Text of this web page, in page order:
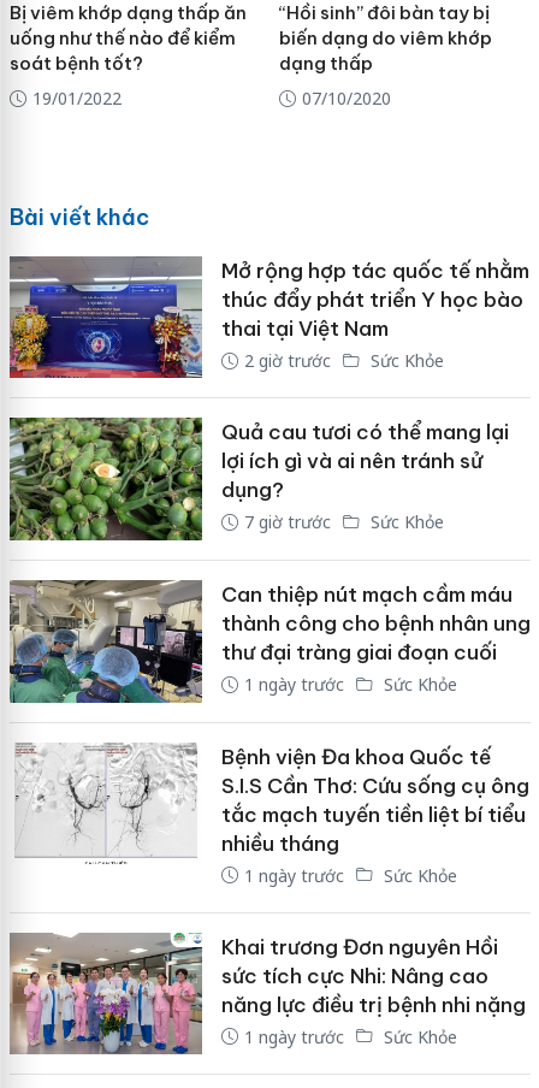
Bị viêm khớp dạng thấp ăn
uống như thế nào để kiểm
soát bệnh tốt?
19/01/2022
“Hồi sinh” đôi bàn tay bị
biến dạng do viêm khớp
dạng thấp
07/10/2020
Bài viết khác
Mở rộng hợp tác quốc tế nhằm
thúc đẩy phát triển Y học bào
thai tại Việt Nam
2 giờ trước Sức Khỏe
Quả cau tươi có thể mang lại
lợi ích gì và ai nên tránh sử
dụng?
7 giờ trước Sức Khỏe
Can thiệp nút mạch cầm máu
thành công cho bệnh nhân ung
thư đại tràng giai đoạn cuối
1 ngày trước Sức Khỏe
Bệnh viện Đa khoa Quốc tế
S.I.S Cần Thơ: Cứu sống cụ ông
tắc mạch tuyến tiền liệt bí tiểu
nhiều tháng
1 ngày trước Sức Khỏe
Khai trương Đơn nguyên Hồi
sức tích cực Nhi: Nâng cao
năng lực điều trị bệnh nhi nặng
1 ngày trước Sức Khỏe